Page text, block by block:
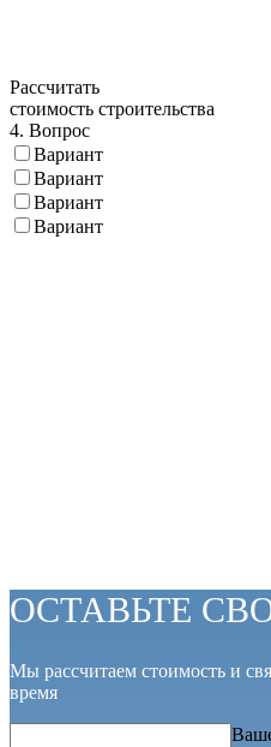
Рассчитать
стоимость строительства
4. Вопрос
Вариант
Вариант
Вариант
Вариант
ОСТАВЬТЕ
Мы рассчитаем стоимость и
время